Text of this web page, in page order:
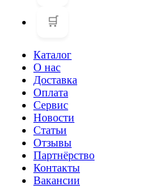
🛒
Каталог
О нас
Доставка
Оплата
Сервис
Новости
Статьи
Отзывы
Партнёрство
Контакты
Вакансии